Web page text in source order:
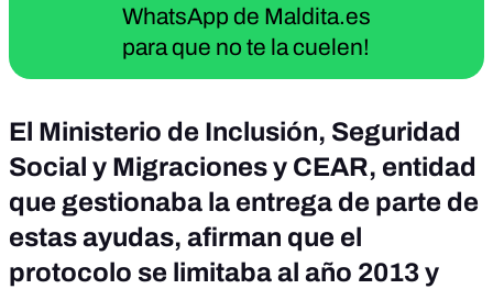
WhatsApp de Maldita.es
para que no te la cuelen!
El Ministerio de Inclusión, Seguridad
Social y Migraciones y CEAR, entidad
que gestionaba la entrega de parte de
estas ayudas, afirman que el
protocolo se limitaba al año 2013 y